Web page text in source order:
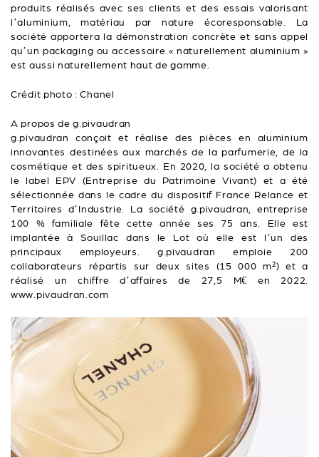
produits réalisés avec ses clients et des essais valorisant
l’aluminium, matériau par nature écoresponsable. La
société apportera la démonstration concrète et sans appel
qu’un packaging ou accessoire « naturellement aluminium »
est aussi naturellement haut de gamme.
Crédit photo : Chanel
A propos de g.pivaudran
g.pivaudran conçoit et réalise des pièces en aluminium
innovantes destinées aux marchés de la parfumerie, de la
cosmétique et des spiritueux. En 2020, la société a obtenu
le label EPV (Entreprise du Patrimoine Vivant) et a été
sélectionnée dans le cadre du dispositif France Relance et
Territoires d’Industrie. La société g.pivaudran, entreprise
100 % familiale fête cette année ses 75 ans. Elle est
implantée à Souillac dans le Lot où elle est l’un des
principaux employeurs. g.pivaudran emploie 200
collaborateurs répartis sur deux sites (15 000 m²) et a
réalisé un chiffre d’affaires de 27,5 M€ en 2022.
www.pivaudran.com